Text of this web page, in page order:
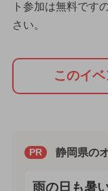
ト参加は無料です
さい。
このイ
PR 静岡県の
雨の日も暑